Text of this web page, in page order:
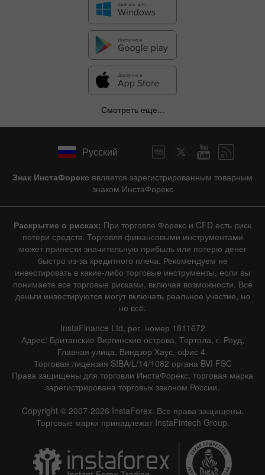
Смотреть еще...
Русский
Знак ИнстаФорекс является зарегистрированным товарным
знаком ИнстаФорекс
Раскрытие о рисках: При торговле Форекс и CFD есть риск
потери средств. Торговля финансовыми инструментами
может принести значительную прибыль или потерю денег
быстро из-за кредитного плеча. Рекомендуем не
инвестировать в какие-либо торговые инструменты, если вы
понимаете все торговые рисками, включая возможности. Все
деньги инвестируются могут включать реальное участие, но
не всё.
InstaFinance Ltd, рег. номер 1811672
Адрес: Британские Виргинские острова, Тортола, г. Роуд,
Главная улица, Виндзор Хаус, офис 4.
Торговая лицензия SIBA/L/14/1082 органа BVI FSC
Права защищены для торговли ИнстаФорекс, торговая марка
зарегистрирована торговых законом России.
Copyright © 2007-2026 InstaForex. Все права защищены.
Торговые марки принадлежат InstaFintech Group.